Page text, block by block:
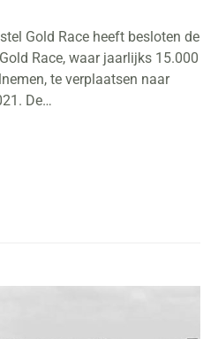
Gold Race heeft besloten de
Race, waar jaarlijks 15.000
te verplaatsen naar
De…